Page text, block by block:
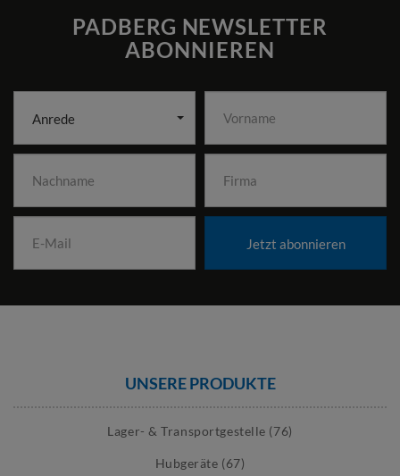
PADBERG NEWSLETTER
ABONNIEREN
Anrede
Jetzt abonnieren
UNSERE PRODUKTE
Lager- & Transportgestelle (76)
Hubgeräte (67)